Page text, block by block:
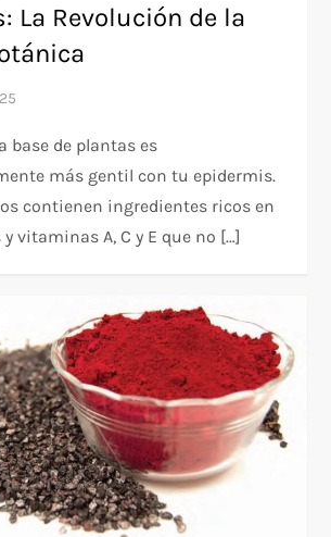
La Revolución de la
base de plantas es
más gentil con tu epidermis.
contienen ingredientes ricos en
vitaminas A, C y E que no […]